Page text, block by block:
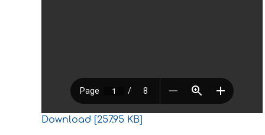
Download [257.95 KB]